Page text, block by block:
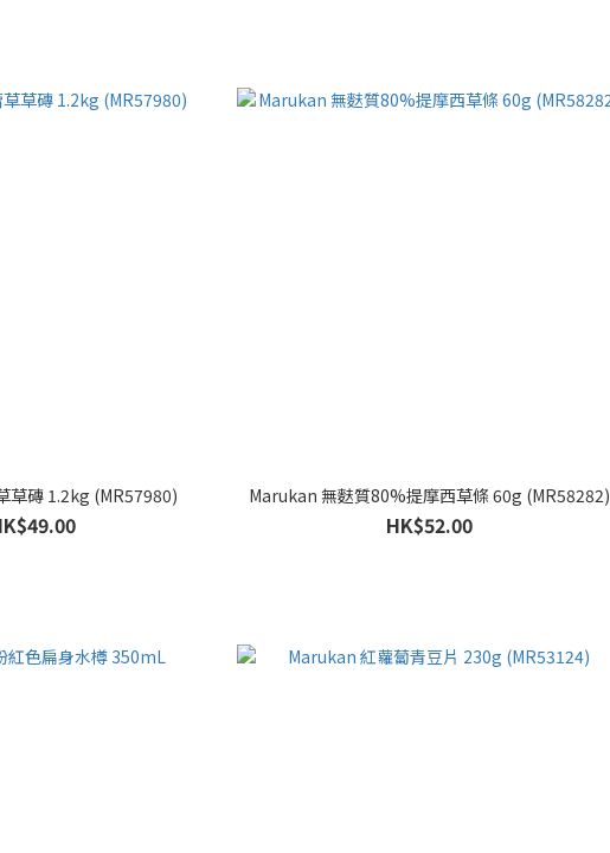
草磚 1.2kg (MR57980) Marukan 無麩質80%提摩西草條 60g (MR58282)
HK$52.00